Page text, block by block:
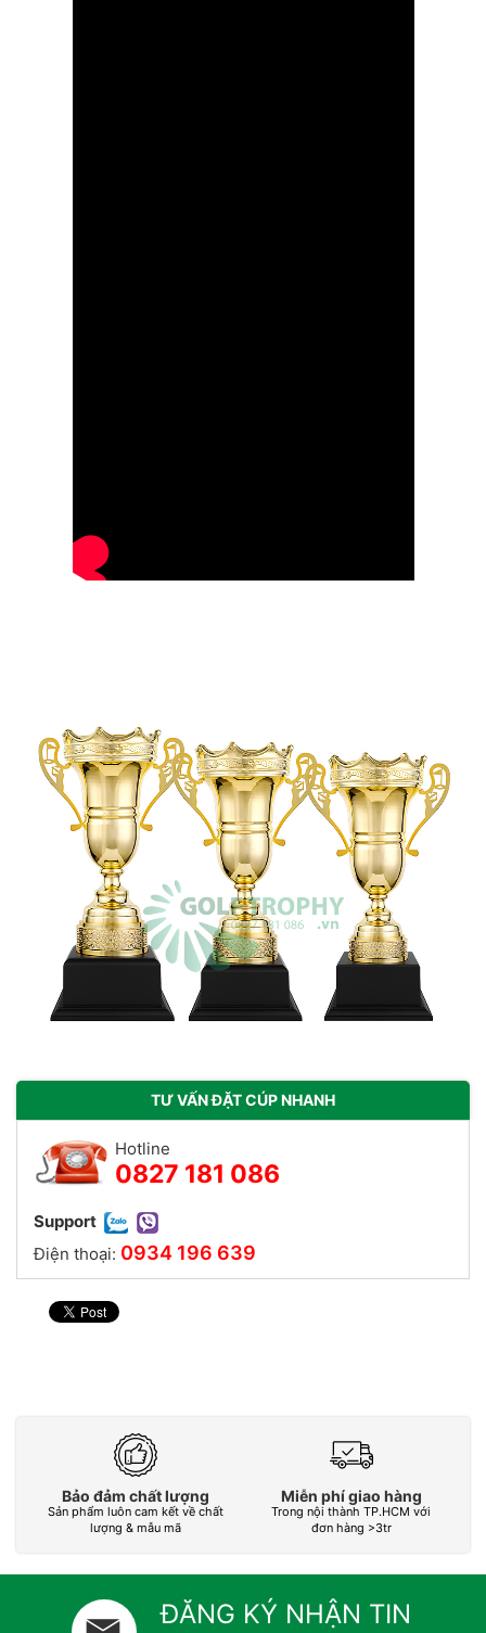
TƯ VẤN ĐẶT CÚP NHANH
Hotline
0827 181 086
Support
Điện thoại: 0934 196 639
Bảo đảm chất lượng
Sản phẩm luôn cam kết về chất
lượng & mẫu mã
Miễn phí giao hàng
Trong nội thành TP.HCM với
đơn hàng >3tr
ĐĂNG KÝ NHẬN TIN